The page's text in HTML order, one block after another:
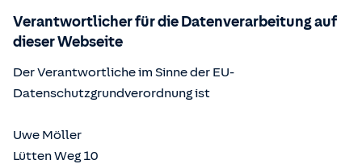
Verantwortlicher für die Datenverarbeitung auf
dieser Webseite
Der Verantwortliche im Sinne der EU-
Datenschutzgrundverordnung ist
Uwe Möller
Lütten Weg 10